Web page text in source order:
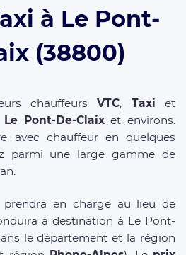
à Le Pont-
(38800)
chauffeursVTC, Taxi et
Le Pont-De-Claixet environs.
avec chauffeur en quelques
parmi une large gamme de
prendra en charge au lieu de
à destination à Le Pont-
le département et la région